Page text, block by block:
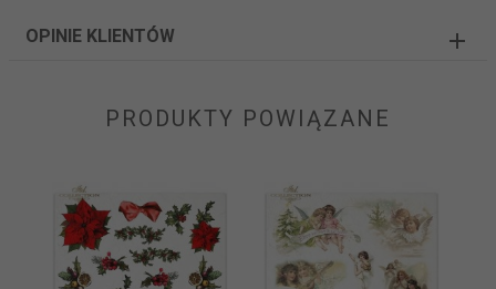
OPINIE KLIENTÓW
PRODUKTY POWIĄZANE